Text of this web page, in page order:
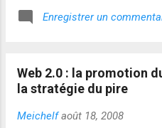
nos perspectives de sens…et
processus humain qui se
s’enseigne car par essence
l’accompagner et faciliter sa
long cours ! Et à la réflexion
Enregistrer un
Web 2.0 : la promotion
la stratégie du pire
Meichelf août 18, 2008